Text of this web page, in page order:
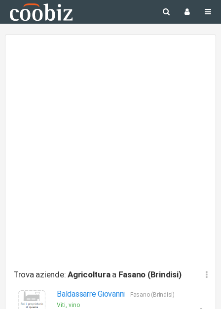
Trova aziende:Agricolturaa Fasano (Brindisi)
Baldassarre Giovanni
Fasano (Brindisi)
Viti, vino